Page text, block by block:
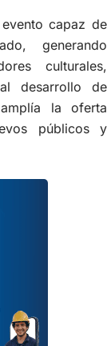
capaz de
generando
culturales,
desarrollo de
la oferta
públicos y